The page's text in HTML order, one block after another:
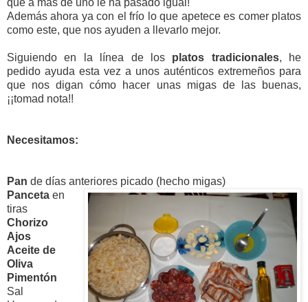
que a más de uno le ha pasado igual!
Además ahora ya con el frío lo que apetece es comer platos
como este, que nos ayuden a llevarlo mejor.
Siguiendo en la línea de los platos tradicionales, he
pedido ayuda esta vez a unos auténticos extremeños para
que nos digan cómo hacer unas migas de las buenas,
¡¡tomad nota!!
Necesitamos:
Pan de días anteriores picado (hecho migas)
Panceta en
tiras
Chorizo
Ajos
Aceite de
Oliva
Pimentón
Sal